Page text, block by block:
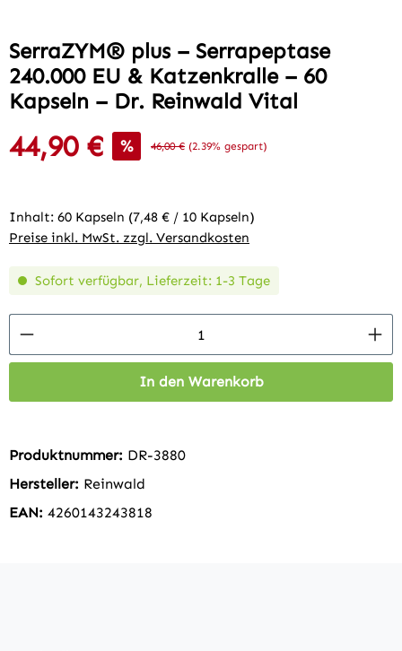
SerraZYM® plus – Serrapeptase
240.000 EU & Katzenkralle – 60
Kapseln – Dr. Reinwald Vital
Verkaufspreis:
44,90 € % Regulärer Preis:
46,00 € (2.39% gespart)
Inhalt: 60 Kapseln (7,48 € / 10 Kapseln)
Preise inkl. MwSt. zzgl. Versandkosten
Sofort verfügbar, Lieferzeit: 1-3 Tage
Produkt Anzahl: Gib den gewünschten
In den Warenkorb
Produktnummer: DR-3880
Hersteller: Reinwald
EAN: 4260143243818